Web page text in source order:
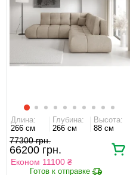
Длина:
266 см
Глубина:
266 см
Высота:
88 см
77300 грн.
66200 грн.
Економ 11100 ₴